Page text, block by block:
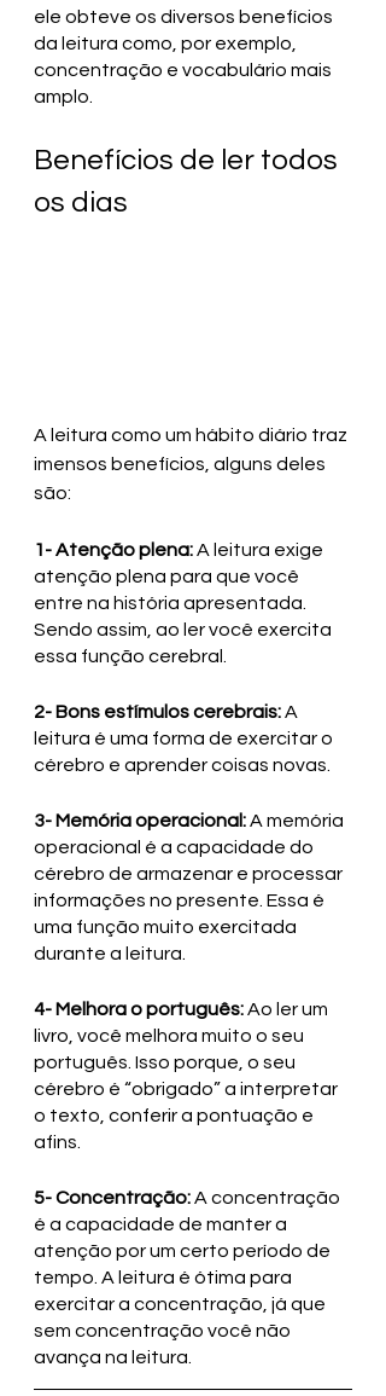
ele obteve os diversos benefícios
da leitura como, por exemplo,
concentração e vocabulário mais
amplo.
Benefícios de ler todos
os dias
A leitura como um hábito diário traz
imensos benefícios, alguns deles
são:
1- Atenção plena: A leitura exige
atenção plena para que você
entre na história apresentada.
Sendo assim, ao ler você exercita
essa função cerebral.
2- Bons estímulos cerebrais: A
leitura é uma forma de exercitar o
cérebro e aprender coisas novas.
3- Memória operacional: A memória
operacional é a capacidade do
cérebro de armazenar e processar
informações no presente. Essa é
uma função muito exercitada
durante a leitura.
4- Melhora o português: Ao ler um
livro, você melhora muito o seu
português. Isso porque, o seu
cérebro é “obrigado” a interpretar
o texto, conferir a pontuação e
afins.
5- Concentração: A concentração
é a capacidade de manter a
atenção por um certo período de
tempo. A leitura é ótima para
exercitar a concentração, já que
sem concentração você não
avança na leitura.